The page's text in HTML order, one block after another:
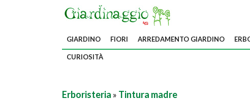
GIARDINO FIORI ARREDAMENTO GIARDINO
CURIOSITÀ
Erboristeria » Tintura madre